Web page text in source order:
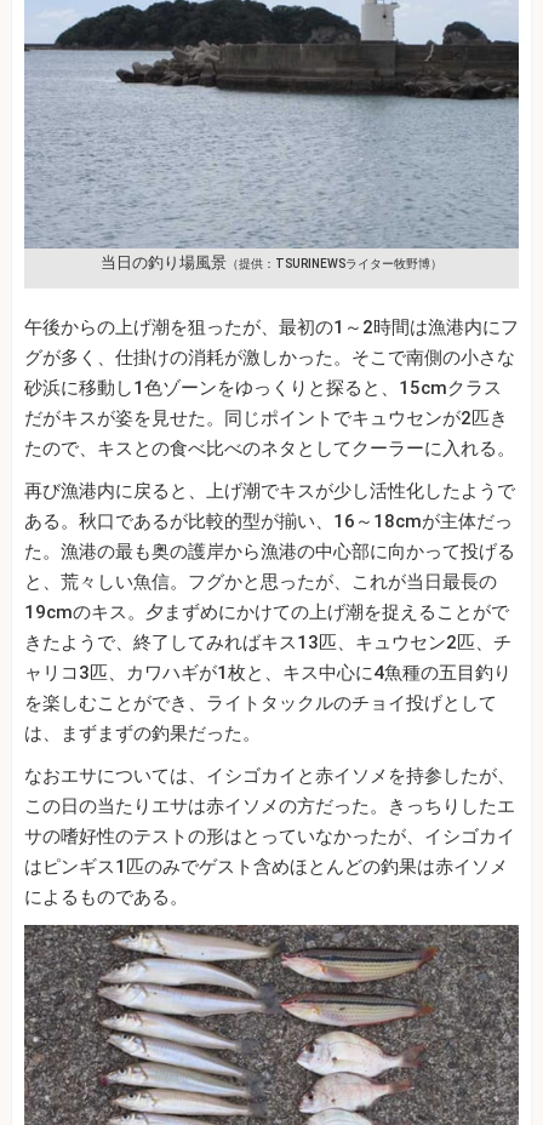
当日の釣り場風景 （提供：TSURINEWSライター牧野博）
午後からの上げ潮を狙ったが、最初の1～2時間は漁港内にフ
グが多く、仕掛けの消耗が激しかった。そこで南側の小さな
砂浜に移動し1色ゾーンをゆっくりと探ると、15cmクラス
だがキスが姿を見せた。同じポイントでキュウセンが2匹き
たので、キスとの食べ比べのネタとしてクーラーに入れる。
再び漁港内に戻ると、上げ潮でキスが少し活性化したようで
ある。秋口であるが比較的型が揃い、16～18cmが主体だっ
た。漁港の最も奥の護岸から漁港の中心部に向かって投げる
と、荒々しい魚信。フグかと思ったが、これが当日最長の
19cmのキス。夕まずめにかけての上げ潮を捉えることがで
きたようで、終了してみればキス13匹、キュウセン2匹、チ
ャリコ3匹、カワハギが1枚と、キス中心に4魚種の五目釣り
を楽しむことができ、ライトタックルのチョイ投げとして
は、まずまずの釣果だった。
なおエサについては、イシゴカイと赤イソメを持参したが、
この日の当たりエサは赤イソメの方だった。きっちりしたエ
サの嗜好性のテストの形はとっていなかったが、イシゴカイ
はピンギス1匹のみでゲスト含めほとんどの釣果は赤イソメ
によるものである。